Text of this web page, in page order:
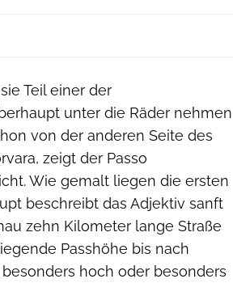
Teil einer der
unter die Räder nehmen
von der anderen Seite des
zeigt der Passo
Wie gemalt liegen die ersten
beschreibt das Adjektiv sanft
zehn Kilometer lange Straße
Passhöhe bis nach
hoch oder besonders